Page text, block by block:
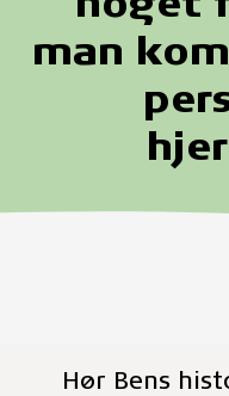
man
Hør Bens